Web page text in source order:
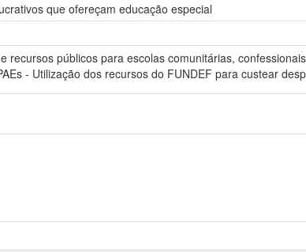
que ofereçam educação especial
públicos para escolas comunitárias,
- Utilização dos recursos do FUNDEF para custear